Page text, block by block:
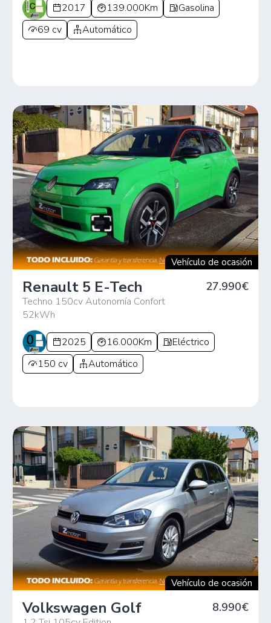
2017 139.000Km
Gasolina
69 cv
Automático
Vehículo de ocasión
Renault 5 E-Tech
Techno 150cv Autonomía Confort
52kWh
27.990€
2025 16.000Km
Eléctrico
150 cv
Automático
Vehículo de ocasión
Volkswagen Golf 8.990€